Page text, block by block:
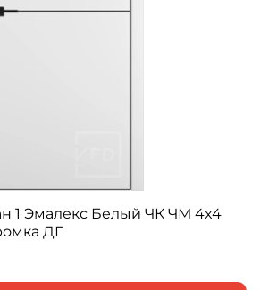
1 Эмалекс Белый ЧК ЧМ 4x4
ДГ